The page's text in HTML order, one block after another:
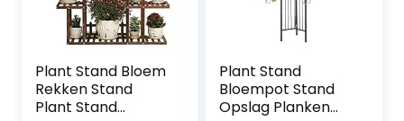
Plant Stand Bloem
Rekken Stand
Plant Stand
Plant Stand
Bloempot Stand
Opslag Planken